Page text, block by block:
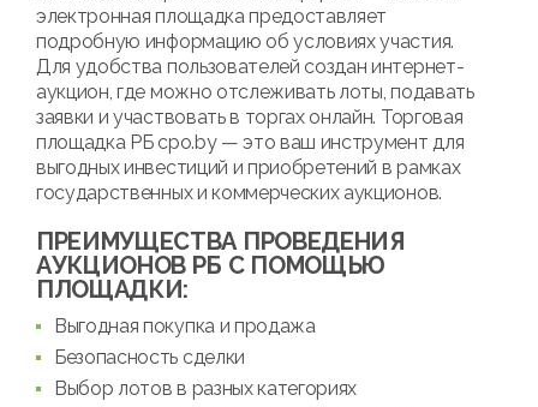
электронная площадка предоставляет
подробную информацию об условиях участия.
Для удобства пользователей создан интернет-
аукцион, где можно отслеживать лоты, подавать
заявки и участвовать в торгах онлайн. Торговая
площадка РБ cpo.by — это ваш инструмент для
выгодных инвестиций и приобретений в рамках
государственных и коммерческих аукционов.
ПРЕИМУЩЕСТВА ПРОВЕДЕНИЯ
АУКЦИОНОВ РБ С ПОМОЩЬЮ
ПЛОЩАДКИ:
Выгодная покупка и продажа
Безопасность сделки
Выбор лотов в разных категориях